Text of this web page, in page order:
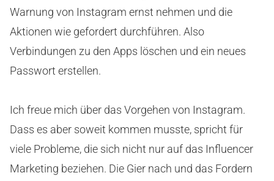
Warnung von Instagram ernst nehmen und die
Aktionen wie gefordert durchführen. Also
Verbindungen zu den Apps löschen und ein neues
Passwort erstellen.
Ich freue mich über das Vorgehen von Instagram.
Dass es aber soweit kommen musste, spricht für
viele Probleme, die sich nicht nur auf das Influencer
Marketing beziehen. Die Gier nach und das Fordern